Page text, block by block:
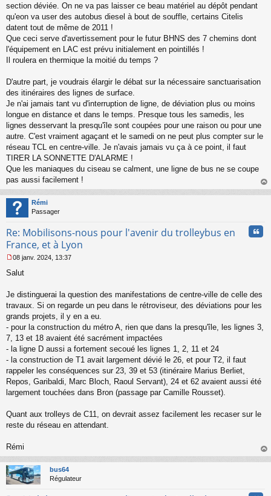
section déviée. On ne va pas laisser ce beau matériel au dépôt pendant
qu'eon va user des autobus diesel à bout de souffle, certains Citelis
datent tout de même de 2011 !
Que ceci serve d'avertissement pour le futur BHNS des 7 chemins dont
l'équipement en LAC est prévu initialement en pointillés !
Il roulera en thermique la moitié du temps ?
D'autre part, je voudrais élargir le débat sur la nécessaire sanctuarisation
des itinéraires des lignes de surface.
Je n'ai jamais tant vu d'interruption de ligne, de déviation plus ou moins
longue en distance et dans le temps. Presque tous les samedis, les
lignes desservant la presqu'île sont coupées pour une raison ou pour une
autre. C'est vraiment agaçant et le samedi on ne peut plus compter sur le
réseau TCL en centre-ville. Je n'avais jamais vu ça à ce point, il faut
TIRER LA SONNETTE D'ALARME !
Que les maniaques du ciseau se calment, une ligne de bus ne se coupe
pas aussi facilement !
au
Rémi
Passager
Re: Mobilisons-nous pour l'avenir du trolleybus en
France, et à Lyon
e
s
g
e
n
o
n
u
08 janv. 2024, 13:37
Salut
Je distinguerai la question des manifestations de centre-ville de celle des
travaux. Si on regarde un peu dans le rétroviseur, des déviations pour les
grands projets, il y en a eu.
- pour la construction du métro A, rien que dans la presqu'île, les lignes 3,
7, 13 et 18 avaient été sacrément impactées
- la ligne D aussi a fortement secoué les lignes 1, 2, 11 et 24
- la construction de T1 avait largement dévié le 26, et pour T2, il faut
rappeler les conséquences sur 23, 39 et 53 (itinéraire Marius Berliet,
Repos, Garibaldi, Marc Bloch, Raoul Servant), 24 et 62 avaient aussi été
largement touchées dans Bron (passage par Camille Rousset).
Quant aux trolleys de C11, on devrait assez facilement les recaser sur le
reste du réseau en attendant.
Rémi
au
bus64
Régulateur